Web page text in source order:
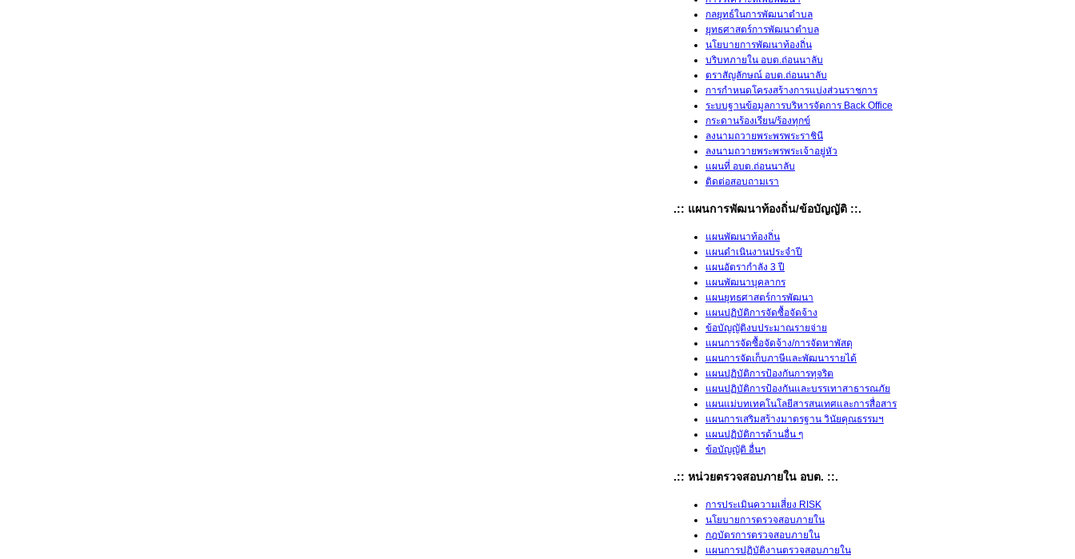
กลยุทธ์ในการพัฒนาตำบล
ยุทธศาสตร์การพัฒนาตำบล
นโยบายการพัฒนาท้องถิ่น
บริบทภายใน อบต.ถ่อนนาลับ
ตราสัญลักษณ์ อบต.ถ่อนนาลับ
การกำหนดโครงสร้างการแบ่งส่วนราชการ
ระบบฐานข้อมูลการบริหารจัดการ Back Office
กระดานร้องเรียน/ร้องทุกข์
ลงนามถวายพระพรพระราชินี
ลงนามถวายพระพรพระเจ้าอยู่หัว
แผนที่ อบต.ถ่อนนาลับ
ติดต่อสอบถามเรา
.:: แผนการพัฒนาท้องถิ่น/ข้อบัญญัติ ::.
แผนพัฒนาท้องถิ่น
แผนดำเนินงานประจำปี
แผนอัตรากำลัง 3 ปี
แผนพัฒนาบุคลากร
แผนยุทธศาสตร์การพัฒนา
แผนปฏิบัติการจัดซื้อจัดจ้าง
ข้อบัญญัติงบประมาณรายจ่าย
แผนการจัดซื้อจัดจ้าง/การจัดหาพัสดุ
แผนการจัดเก็บภาษีและพัฒนารายได้
แผนปฏิบัติการป้องกันการทุจริต
แผนปฏิบัติการป้องกันและบรรเทาสาธารณภัย
แผนแม่บทเทคโนโลยีสารสนเทศและการสื่อสาร
แผนการเสริมสร้างมาตรฐาน วินัยคุณธรรมฯ
แผนปฏิบัติการด้านอื่น ๆ
ข้อบัญญัติ อื่นๆ
.:: หน่วยตรวจสอบภายใน อบต. ::.
การประเมินความเสี่ยง RISK
นโยบายการตรวจสอบภายใน
กฎบัตรการตรวจสอบภายใน
แผนการปฏิบัติงานตรวจสอบภายใน